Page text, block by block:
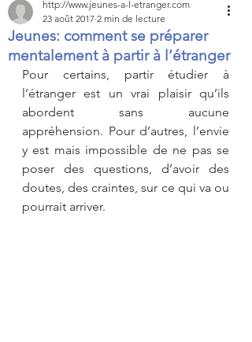
Jeunes: comment se préparer
mentalement à partir à l’étranger
http://www.jeunes-a-l-etranger.com
23 août 2017 2 min de lecture
Pour certains, partir étudier à
l’étranger est un vrai plaisir qu’ils
abordent sans aucune
appréhension. Pour d’autres, l’envie
y est mais impossible de ne pas se
poser des questions, d’avoir des
doutes, des craintes, sur ce qui va ou
pourrait arriver.